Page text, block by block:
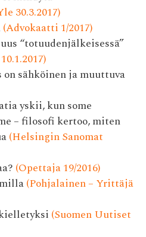
30.3.2017)
(Advokaatti 1/2017)
“totuudenjälkeisessä”
sähköinen ja muuttuva
yskii, kun some
– filosofi kertoo, miten
(Helsingin Sanomat
(Opettaja 19/2016)
(Pohjalainen – Yrittäjä
(Suomen Uutiset